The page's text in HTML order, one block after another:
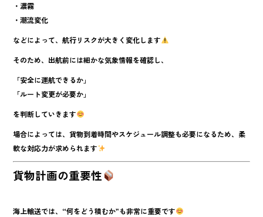
・濃霧
・潮流変化
などによって、航行リスクが大きく変化します
そのため、出航前には細かな気象情報を確認し、
「安全に運航できるか」
「ルート変更が必要か」
を判断していきます
場合によっては、貨物到着時間やスケジュール調整も必要になるため、柔
軟な対応力が求められます
貨物計画の重要性
海上輸送では、“何をどう積むか”も非常に重要です